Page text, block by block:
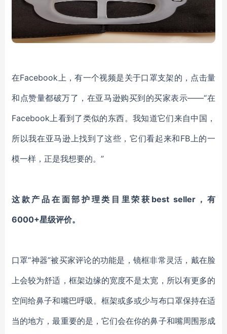
在Facebook上，有一个视频是关于口罩支架的，点击量
和点赞量都破万了，在亚马逊购买到的买家表示——“在
Facebook上看到了类似的东西。我知道它们来自中国，
所以我在亚马逊上找到了这些，它们看起来和FB上的一
模一样，正是我想要的。”
这款产品在面部护理类目里荣获 best seller，有
6000+星级评价。
口罩“神器”被买家评论的功能是，镜框非常灵活，戴在脸
上会较为舒适，框架边缘的宽度不是太宽，所以有更多的
空间给鼻子和嘴巴呼吸。框架或多或少与布口罩保持在适
当的地方，最重要的是，它们会在你的鼻子和嘴周围形成